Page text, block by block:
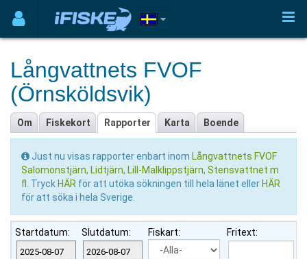
Långvattnets FVOF
(Örnsköldsvik)
Om Fiskekort Rapporter Karta Boende
Just nu visas rapporter enbart inom Långvattnets FVOF
Salomonstjärn, Lidtjärn, Lill-Malklippstjärn, Stensvattnet m
fl . Tryck HÄR för att utöka sökningen till hela länet eller HÄR
för att söka i hela Sverige.
Startdatum: Slutdatum: Fiskart: Fritext: